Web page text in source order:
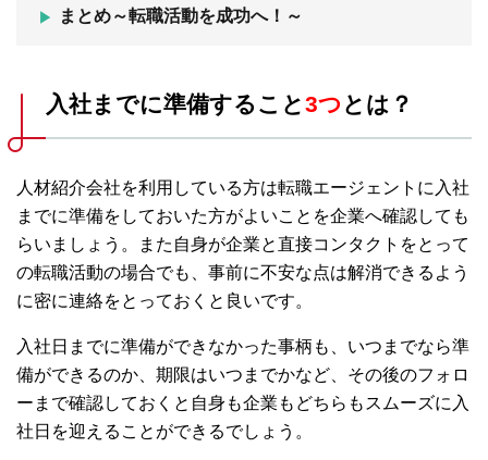
まとめ～転職活動を成功へ！～
入社までに準備すること3つ とは？
人材紹介会社を利用している方は転職エージェントに入社
までに準備をしておいた方がよいことを企業へ確認しても
らいましょう。また自身が企業と直接コンタクトをとって
の転職活動の場合でも、事前に不安な点は解消できるよう
に密に連絡をとっておくと良いです。
入社日までに準備ができなかった事柄も、いつまでなら準
備ができるのか、期限はいつまでかなど、その後のフォロ
ーまで確認しておくと自身も企業もどちらもスムーズに入
社日を迎えることができるでしょう。